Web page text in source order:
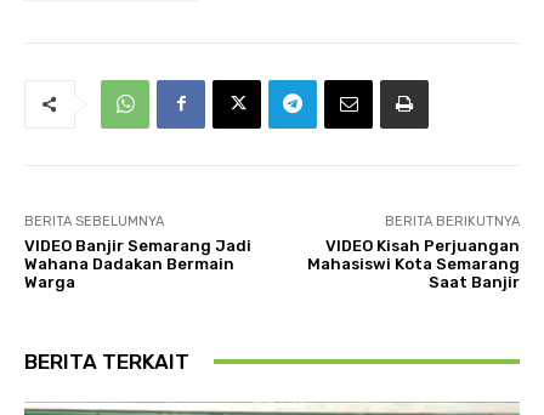
BERITA SEBELUMNYA
VIDEO Banjir Semarang Jadi
Wahana Dadakan Bermain
Warga
BERITA BERIKUTNYA
VIDEO Kisah Perjuangan
Mahasiswi Kota Semarang
Saat Banjir
BERITA TERKAIT